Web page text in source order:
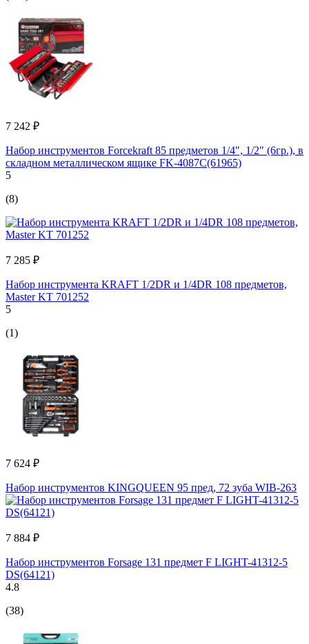
7 242 ₽
Набор инструментов Forcekraft 85 предметов 1/4", 1/2" (6гр.), в
складном металлическом ящике FK-4087C(61965)
5
(8)
7 285 ₽
Набор инструмента KRAFT 1/2DR и 1/4DR 108 предметов,
Master KT 701252
5
(1)
7 624 ₽
Набор инструментов KINGQUEEN 95 пред, 72 зуба WIB-263
7 884 ₽
Набор инструментов Forsage 131 предмет F LIGHT-41312-5
DS(64121)
4.8
(38)